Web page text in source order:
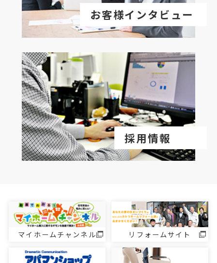
お客様インタビュー
採用情報
マイホームチャンネル リフォームサイト